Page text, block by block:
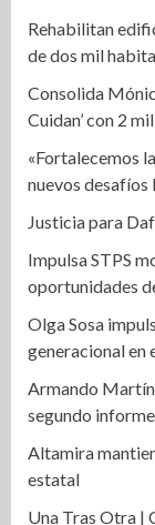
Rehabilitan
de dos mil
Consolida
Cuidan’ con 2
«Fortalecemos
nuevos
Justicia para
Impulsa STPS
oportunidades
Olga Sosa
generacional en
Armando
segundo informe
Altamira
estatal
Una Tras Otra |